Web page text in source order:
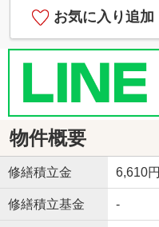
お気に入り追加
物件概要
修繕積立金 6,610円
修繕積立基金 -